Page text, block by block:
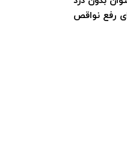
رفع نواقص